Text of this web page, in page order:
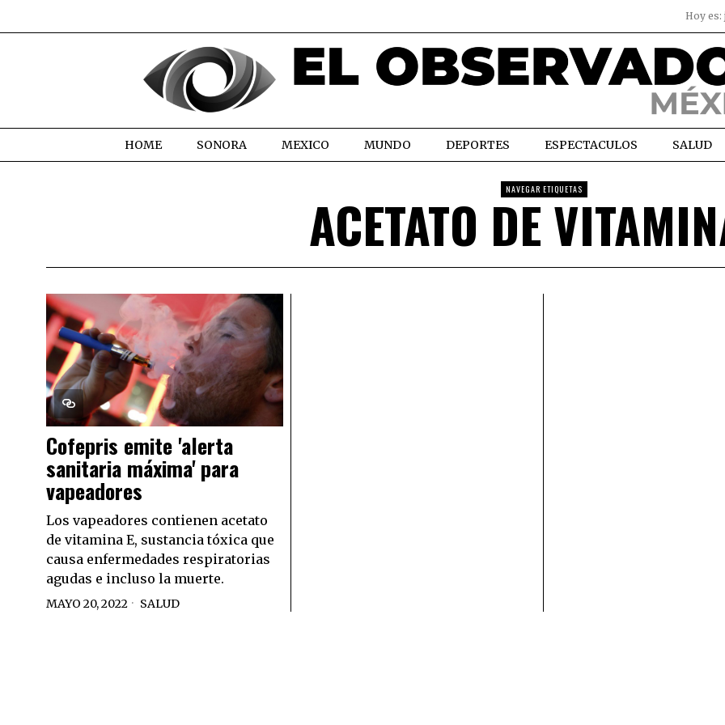
Hoy es:
HOME SONORA MEXICO MUNDO DEPORTES ESPECTACULOS SALUD
NAVEGAR ETIQUETAS
ACETATO DE
Cofepris emite 'alerta
sanitaria máxima' para
vapeadores
Los vapeadores contienen acetato
de vitamina E, sustancia tóxica que
causa enfermedades respiratorias
agudas e incluso la muerte.
MAYO 20, 2022 SALUD